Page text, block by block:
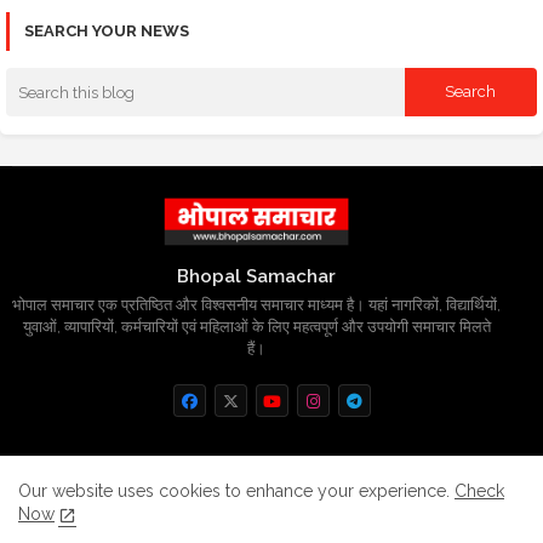
SEARCH YOUR NEWS
Bhopal Samachar
भोपाल समाचार एक प्रतिष्ठित और विश्वसनीय समाचार माध्यम है। यहां नागरिकों, विद्यार्थियों,
युवाओं, व्यापारियों, कर्मचारियों एवं महिलाओं के लिए महत्वपूर्ण और उपयोगी समाचार मिलते
हैं।
Home About Contact us
Privacy Policy
Our website uses cookies to enhance your experience. Check
Now